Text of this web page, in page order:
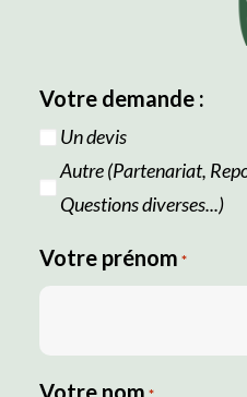
Votre demande :
Un devis
Autre (Partenariat,
Questions diverses...)
Votre prénom *
Votre nom